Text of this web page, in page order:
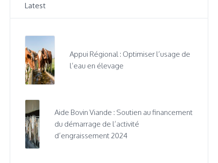
Latest
Appui Régional : Optimiser l’usage de
l’eau en élevage
Aide Bovin Viande : Soutien au financement
du démarrage de l’activité
d’engraissement 2024